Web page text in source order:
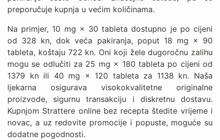
preporučuje kupnja u većim količinama.
Na primjer, 10 mg × 30 tableta dostupno je po cijeni
od 328 kn, dok veća pakiranja, poput 18 mg × 90
tableta, koštaju 722 kn. Oni koji žele dugoročnu zalihu
mogu se odlučiti za 25 mg × 180 tableta po cijeni od
1379 kn ili 40 mg × 120 tableta za 1138 kn. Naša
ljekarna osigurava visokokvalitetne originalne
proizvode, sigurnu transakciju i diskretnu dostavu.
Kupnjom Strattere online bez recepta štedite vrijeme i
novac, a uz redovite promocije i popuste, moguće su
dodatne pogodnosti.